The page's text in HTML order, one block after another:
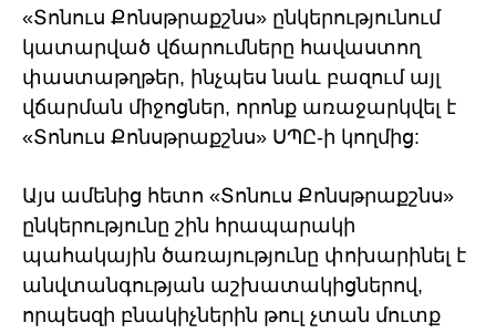
«Տոնուս Քոնսթրաքշնս» ընկերությունում
կատարված վճարումները հավաստող
փաստաթղթեր, ինչպես նաև բազում այլ
վճարման միջոցներ, որոնք առաջարկվել է
«Տոնուս Քոնսթրաքշնս» ՍՊԸ-ի կողմից:
Այս ամենից հետո «Տոնուս Քոնսթրաքշնս»
ընկերությունը շին հրապարակի
պահակային ծառայությունը փոխարինել է
անվտանգության աշխատակիցներով,
որպեսզի բնակիչներին թուլ չտան մուտք